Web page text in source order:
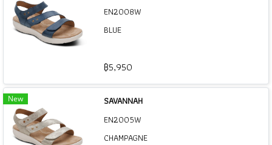
EN2008W
BLUE
฿5,950
New
SAVANNAH
EN2005W
CHAMPAGNE